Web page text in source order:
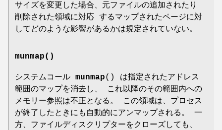
サイズを変更した場合、元ファイルの追加されたり
削除された領域に対応 するマップされたページに対
してどのような影響があるかは規定されていない。
munmap()
システムコール munmap() は指定されたアドレス
範囲のマップを消去し、 これ以降のその範囲内への
メモリー参照は不正となる。 この領域は、プロセス
が終了したときにも自動的にアンマップされる。 一
方、ファイルディスクリプターをクローズしても、